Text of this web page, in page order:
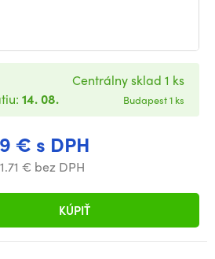
€ s DPH
€ bez DPH
KÚPIŤ
14. 08.
Centrálny sklad 1 ks
Budapest 1 ks